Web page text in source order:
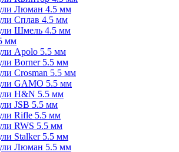
Люман 4.5 мм
Сплав 4.5 мм
Шмель 4.5 мм
мм
Apolo 5.5 мм
Borner 5.5 мм
Crosman 5.5 мм
GAMO 5.5 мм
H&N 5.5 мм
JSB 5.5 мм
Rifle 5.5 мм
RWS 5.5 мм
Stalker 5.5 мм
Люман 5.5 мм